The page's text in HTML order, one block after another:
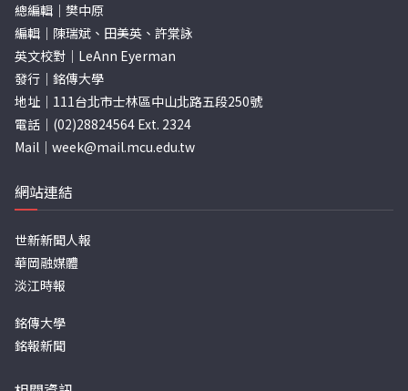
總編輯｜樊中原
編輯｜陳瑞斌、田美英、許棠詠
英文校對｜LeAnn Eyerman
發行｜銘傳大學
地址｜111台北市士林區中山北路五段250號
電話｜(02)28824564 Ext. 2324
Mail｜ week@mail.mcu.edu.tw
網站連結
世新新聞人報
華岡融媒體
淡江時報
銘傳大學
銘報新聞